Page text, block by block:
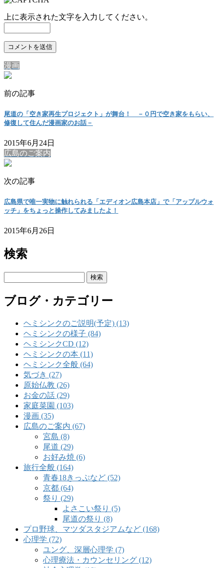
上に表示された文字を入力してください。
漫画
前の記事
尾道の「空き家再生プロジェクト」が舞台！ －０円で空き家をもらい、
修復して住んだ漫画家のお話－
2015年6月24日
広島のご案内
次の記事
広島県で唯一実物に触れられる「エディオン広島本店」で「アップルウォ
ッチ」をちょっと操作してみましたよ！
2015年6月26日
検索
ブログ・カテゴリー
ヘミシンクのご説明(予定) (13)
ヘミシンクの様子 (84)
ヘミシンクCD (12)
ヘミシンクの本 (11)
ヘミシンク全般 (64)
気づき (27)
原始仏教 (26)
お金の話 (29)
家庭菜園 (103)
漫画 (35)
広島のご案内 (67)
宮島 (8)
尾道 (29)
お好み焼 (6)
旅行全般 (164)
青春18きっぷなど (52)
京都 (64)
祭り (29)
よさこい祭り (5)
尾道の祭り (8)
プロ野球、マツダスタジアムなど (168)
心理学 (72)
ユング、深層心理学 (7)
心理療法・カウンセリング (12)